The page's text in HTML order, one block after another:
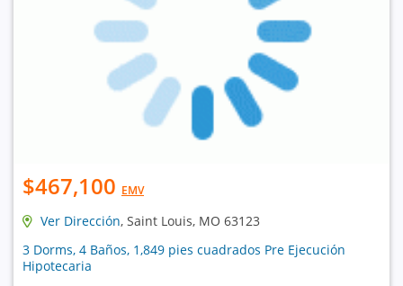
$467,100 EMV
Ver Dirección, Saint Louis, MO 63123
3 Dorms, 4 Baños, 1,849 pies cuadrados Pre Ejecución
Hipotecaria